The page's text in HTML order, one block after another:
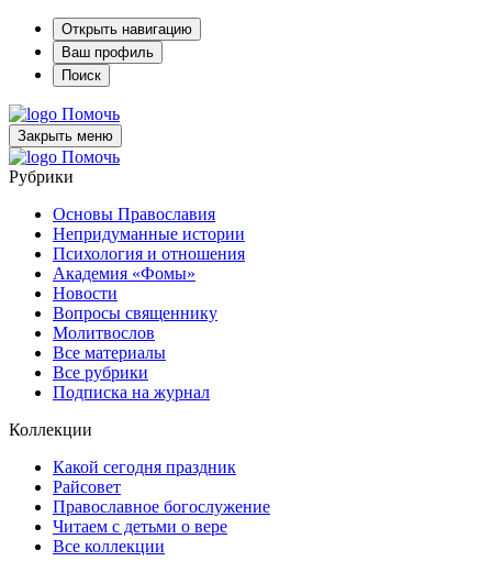
Открыть навигацию
Ваш профиль
Поиск
Помочь
Закрыть меню
Помочь
Рубрики
Основы Православия
Непридуманные истории
Психология и отношения
Академия «Фомы»
Новости
Вопросы священнику
Молитвослов
Все материалы
Все рубрики
Подписка на журнал
Коллекции
Какой сегодня праздник
Райсовет
Православное богослужение
Читаем с детьми о вере
Все коллекции